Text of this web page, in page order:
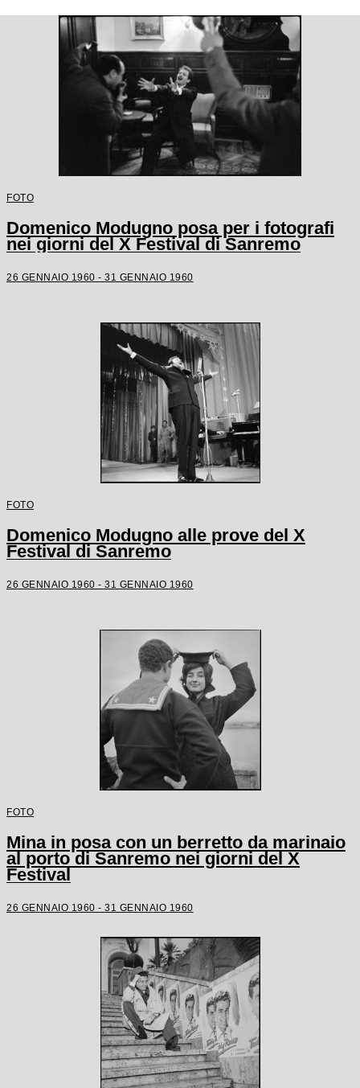
FOTO
Domenico Modugno posa per i fotografi
nei giorni del X Festival di Sanremo
26 GENNAIO 1960 - 31 GENNAIO 1960
FOTO
Domenico Modugno alle prove del X
Festival di Sanremo
26 GENNAIO 1960 - 31 GENNAIO 1960
FOTO
Mina in posa con un berretto da marinaio
al porto di Sanremo nei giorni del X
Festival
26 GENNAIO 1960 - 31 GENNAIO 1960